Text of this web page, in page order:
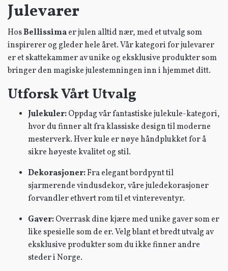
Julevarer
HosBellissimaer julen alltid nær, med et utvalg som
inspirerer og gleder hele året. Vår kategori for julevarer
er et skattekammer av unike og eksklusive produkter som
bringer den magiske julestemningen inn i hjemmet ditt.
Utforsk Vårt Utvalg
Julekuler:Oppdag vår fantastiske julekule-kategori,
hvor du finner alt fra klassiske design til moderne
mesterverk. Hver kule er nøye håndplukket for å
sikre høyeste kvalitet og stil.
Dekorasjoner:Fra elegant bordpynt til
sjarmerende vindusdekor, våre juledekorasjoner
forvandler ethvert rom til et vintereventyr.
Gaver:Overrask dine kjære med unike gaver som er
like spesielle som de er. Velg blant et bredt utvalg av
eksklusive produkter som du ikke finner andre
steder i Norge.